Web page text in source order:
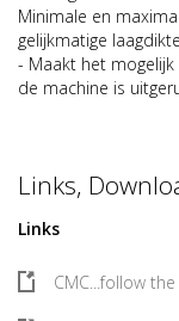
Minimale en
gelijkmatige
- Maakt het
de machine is
Links,
Links
CMC...follow